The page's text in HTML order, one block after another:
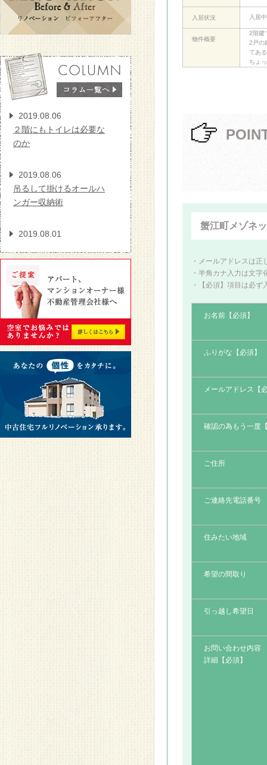
2019.08.06
２階にもトイレは必要な
のか
2019.08.06
吊るして掛けるオールハ
ンガー収納術
2019.08.01
に変えるだけでお部屋の
印象が変わる！
2019.08.01
壁一面のみをお好きなカ
ラーで自分らしくオシャ
レに
2019.08.01
洗面所の物を増やさない
4つの方法
2018.01.26
入居状況 入居中
物件概要
2階建
2戸の
てあ
ちょ
蟹江町メゾネ
・メールアドレスは
・半角カナ入力は文
・【必須】項目は必ず
お名前【必須】
ふりがな【必須】
メールアドレス【
確認の為もう一度
ご住所
ご連絡先電話番号
住みたい地域
希望の間取り
引っ越し希望日
お問い合わせ内容
詳細【必須】